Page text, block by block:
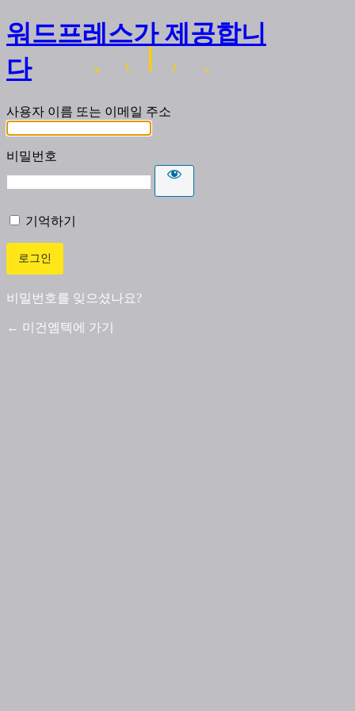
워드프레스가 제공합니
다
사용자 이름 또는 이메일 주소
비밀번호
기억하기
비밀번호를 잊으셨나요?
← 미건엠텍에 가기